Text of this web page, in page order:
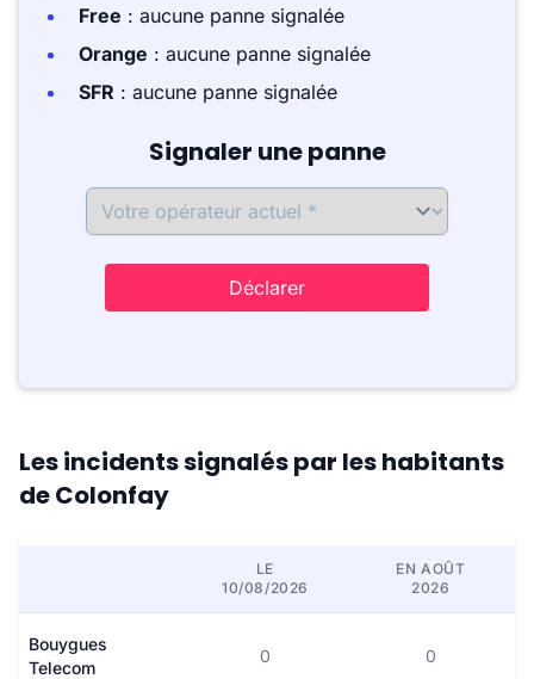
Free : aucune panne signalée
Orange : aucune panne signalée
SFR : aucune panne signalée
Signaler une panne
Déclarer
Les incidents signalés par les habitants
de Colonfay
LE
10/08/2026
EN AOÛT
2026
Bouygues
Telecom
0 0